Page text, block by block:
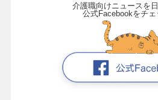
介護職向けニュースを
公式Facebookをチェ